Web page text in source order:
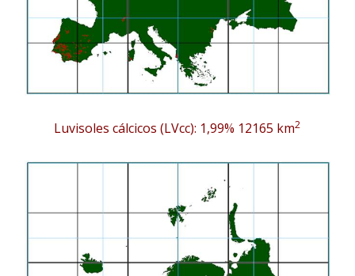
Luvisoles cálcicos (LVcc): 1,99% 12165 km2